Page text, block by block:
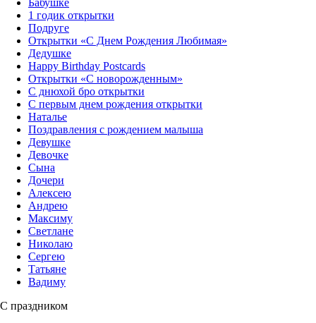
Бабушке
1 годик открытки
Подруге
Открытки «С Днем Рождения Любимая»‎
Дедушке
Happy Birthday Postcards
Открытки «‎С новорожденным»
С днюхой бро открытки
С первым днем рождения открытки
Наталье
Поздравления с рождением малыша
Девушке
Девочке
Сына
Дочери
Алексею
Андрею
Максиму
Светлане
Николаю
Сергею
Татьяне
Вадиму
С праздником